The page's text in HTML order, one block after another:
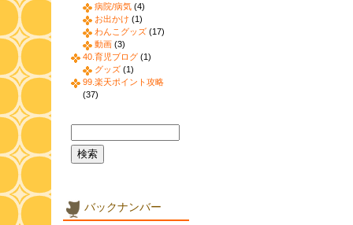
病院/病気 (4)
お出かけ (1)
わんこグッズ (17)
動画 (3)
40.育児ブログ (1)
グッズ (1)
99.楽天ポイント攻略
(37)
バックナンバー